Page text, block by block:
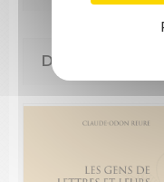
DE MÊME